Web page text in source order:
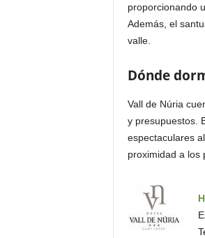
proporcionando
Además, el
valle.
Dónde
Vall de Núria
y presupuestos.
espectaculares
proximidad a los